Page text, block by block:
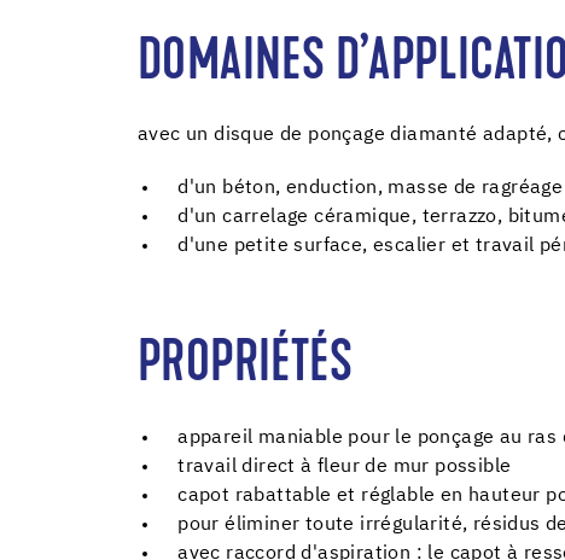
DOMAINES
avec un disque de ponçage diamanté
d'un béton, enduction, masse de ragréage
d'un carrelage céramique, terrazzo,
d'une petite surface, escalier et travail
PROPRIÉTÉS
appareil maniable pour le ponçage au
travail direct à fleur de mur possible
capot rabattable et réglable en hauteur
pour éliminer toute irrégularité, résidus
avec raccord d'aspiration : le capot à